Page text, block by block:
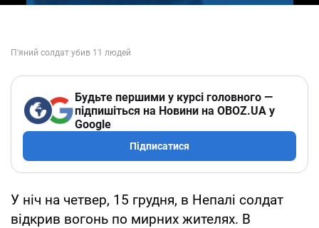
Будьте першими у курсі головного —
підпишіться на Новини на OBOZ.UA у
Google
Підписатися
У ніч на четвер, 15 грудня, в Непалі солдат
відкрив вогонь по мирних жителях. В